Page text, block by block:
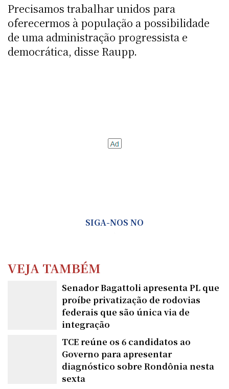
Precisamos trabalhar unidos para
oferecermos à população a possibilidade
de uma administração progressista e
democrática, disse Raupp.
SIGA-NOS NO
VEJA TAMBÉM
Senador Bagattoli apresenta PL que
proíbe privatização de rodovias
federais que são única via de
integração
TCE reúne os 6 candidatos ao
Governo para apresentar
diagnóstico sobre Rondônia nesta
sexta